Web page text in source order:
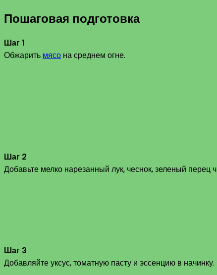
Пошаговая подготовка
Шаг 1
Обжарить мясо на среднем огне.
Шаг 2
Добавьте мелко нарезанный лук, чеснок, зеленый
Шаг 3
Добавляйте уксус, томатную пасту и эссенцию в